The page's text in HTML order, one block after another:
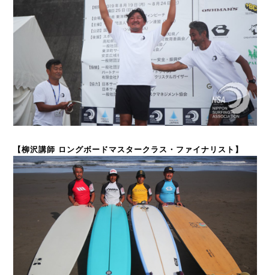
【柳沢講師 ロングボードマスタークラス・ファイナリスト】